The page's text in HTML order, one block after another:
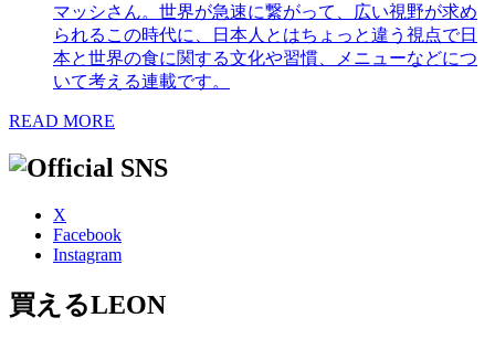
マッシさん。世界が急速に繋がって、広い視野が求め
られるこの時代に、日本人とはちょっと違う視点で日
本と世界の食に関する文化や習慣、メニューなどにつ
いて考える連載です。
READ MORE
X
Facebook
Instagram
買えるLEON